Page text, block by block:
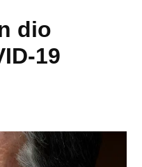
dio
19